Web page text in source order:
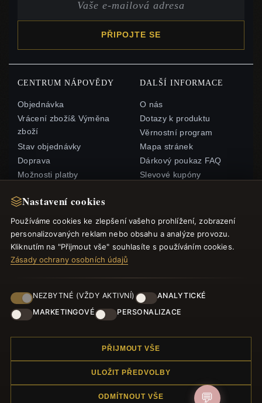
Nastavení cookies
Používáme cookies ke zlepšení vašeho prohlížení, zobrazení
personalizovaných reklam nebo obsahu a analýze provozu.
Kliknutím na "Přijmout vše" souhlasíte s používáním cookies.
Zásady ochrany osobních údajů
NEZBYTNÉ (VŽDY AKTIVNÍ)
ANALYTICKÉ
MARKETINGOVÉ
PERSONALIZACE
PŘIJMOUT VŠE
ULOŽIT PŘEDVOLBY
ODMÍTNOUT VŠE
PŘIPOJTE SE
CENTRUM NÁPOVĚDY
Objednávka
Vrácení zboží& Výměna
zboží
Stav objednávky
Doprava
Možnosti platby
Kontaktujte nás
DALŠÍ INFORMACE
O nás
Dotazy k produktu
Věrnostní program
Mapa stránek
Dárkový poukaz FAQ
Slevové kupóny
RYCHLÉ ODKAZY
Nové produkty
Recenze
Přihlásit se
SLEDUJTE NÁS
Náramek.com. Všechna práva vyhrazena.
💬